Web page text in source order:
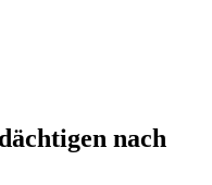
nach